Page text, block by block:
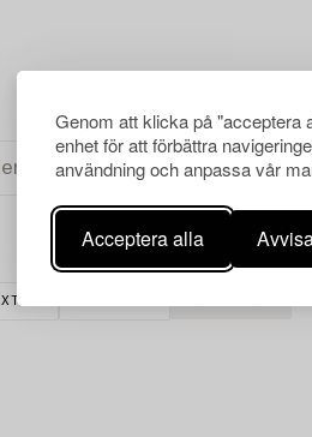
Genom att klicka på "acceptera
enhet för att förbättra
användning och anpassa vår
Acceptera alla